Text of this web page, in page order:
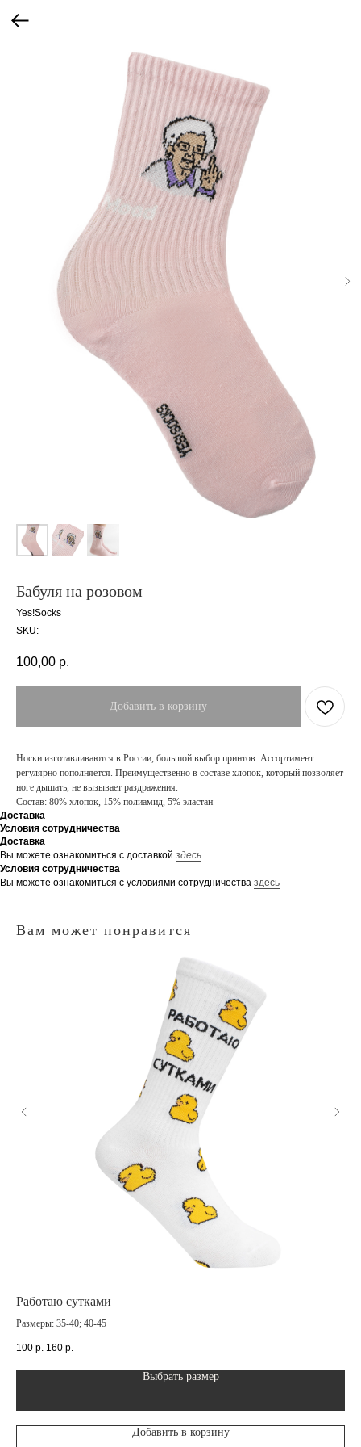
Бабуля на розовом
Yes!Socks
SKU:
100,00 р.
Добавить в корзину
Носки изготавливаются в России, большой выбор принтов. Ассортимент
регулярно пополняется. Преимущественно в составе хлопок, который позволяет
ноге дышать, не вызывает раздражения.
Состав: 80% хлопок, 15% полиамид, 5% эластан
Доставка
Условия сотрудничества
Доставка
Вы можете ознакомиться с доставкой здесь
Условия сотрудничества
Вы можете ознакомиться с условиями сотрудничества здесь
Вам может понравится
Работаю сутками
Размеры: 35-40; 40-45
100 р. 160 р.
Выбрать размер
Добавить в корзину